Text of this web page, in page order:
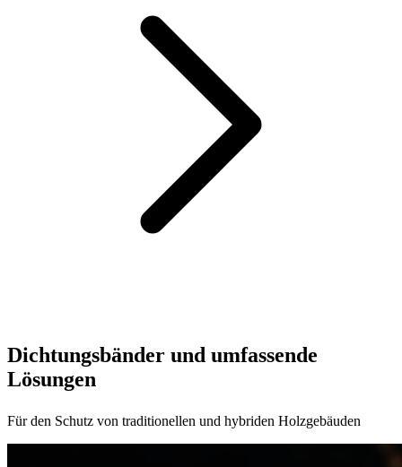
Dichtungsbänder und umfassende
Lösungen
Für den Schutz von traditionellen und hybriden Holzgebäuden